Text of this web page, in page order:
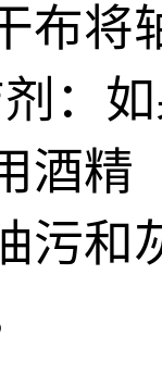
布将
：
酒精
污和